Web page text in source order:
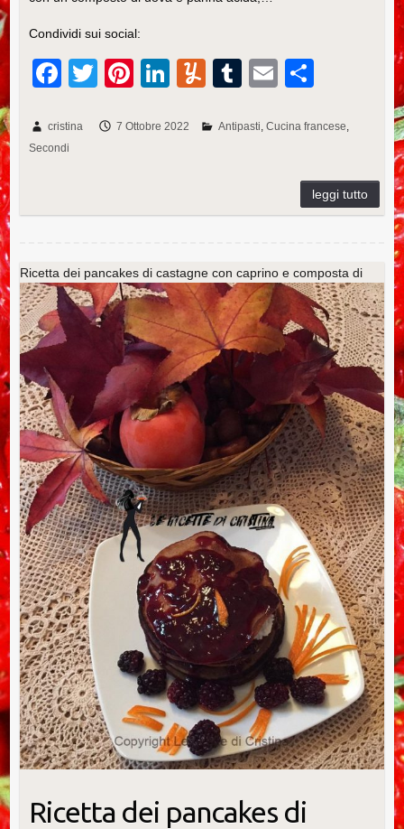
Condividi sui social:
F
c
e
o
k
T
tt
Pi
er
Li
k
n
Y
m
T
m
E
ail n
vi
di
cristina 7 Ottobre 2022 Antipasti Cucina francese
Secondi
Ricetta dei pancakes di castagne con caprino e composta di
more
Ricetta dei pancakes di